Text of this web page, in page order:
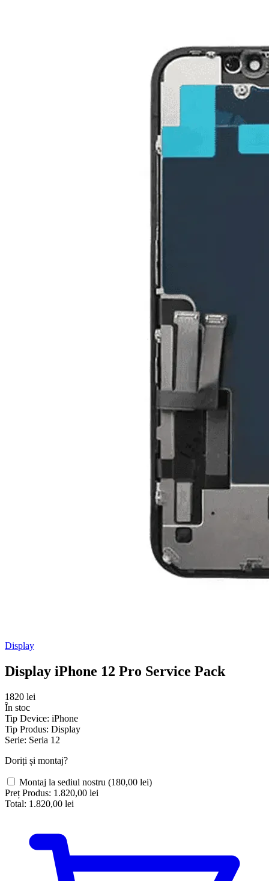
Display
Display iPhone 12 Pro Service Pack
1820 lei
În stoc
Tip Device: iPhone
Tip Produs: Display
Serie: Seria 12
Doriți și montaj?
Montaj la sediul nostru (180,00 lei)
Preț Produs: 1.820,00 lei
Total: 1.820,00 lei